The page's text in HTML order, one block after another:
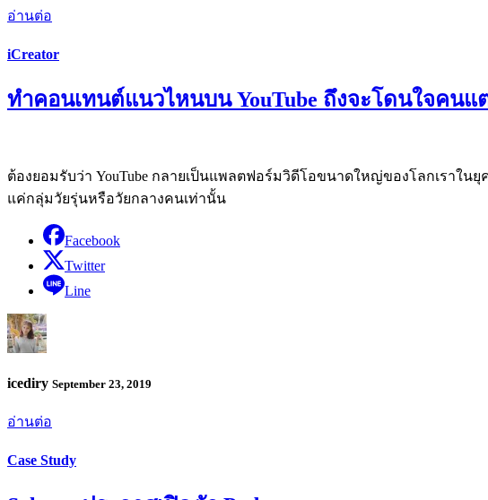
อ่านต่อ
iCreator
ทำคอนเทนต์แนวไหนบน YouTube ถึงจะโดนใจคนแ
ต้องยอมรับว่า YouTube กลายเป็นแพลตฟอร์มวิดีโอขนาดใหญ่ของโลกเราใ
แค่กลุ่มวัยรุ่นหรือวัยกลางคนเท่านั้น
Facebook
Twitter
Line
icediry September 23, 2019
อ่านต่อ
Case Study